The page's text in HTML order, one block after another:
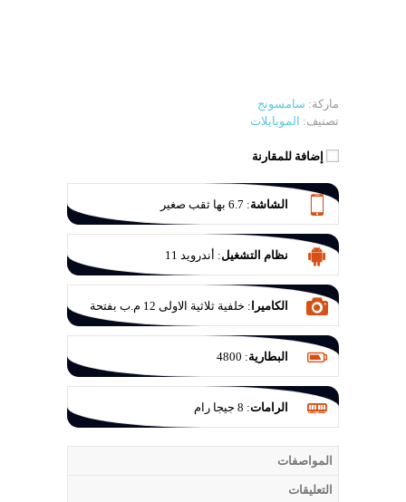
ماركة: سامسونج
تصنيف: الموبايلات
إضافة للمقارنة
الشاشة: 6.7 بها ثقب صغير
نظام التشغيل: أندرويد 11
الكاميرا :
خلفية ثلاثية الاولى 12 م.ب بفتحة
عدسة F/1.8 والثانية 12 م.ب للتصوير الواسع
بفتحة عدسة F/2.2 والثالثة 64 م.ب للزوم
بفتحة عدسة F/2.0
البطارية:
4800
الرامات: 8 جيجا رام
المواصفات
التعليقات